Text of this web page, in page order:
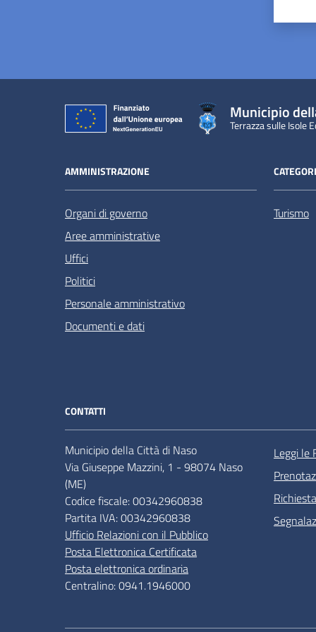
Municipio
Terrazza sulle Isole
AMMINISTRAZIONE
Organi di governo
Aree amministrative
Uffici
Politici
Personale amministrativo
Documenti e dati
Turismo
CONTATTI
Municipio della Città di Naso
Via Giuseppe Mazzini, 1 - 98074 Naso
(ME)
Codice fiscale: 00342960838
Partita IVA: 00342960838
Ufficio Relazioni con il Pubblico
Posta Elettronica Certificata
Posta elettronica ordinaria
Centralino: 0941.1946000
Leggi le